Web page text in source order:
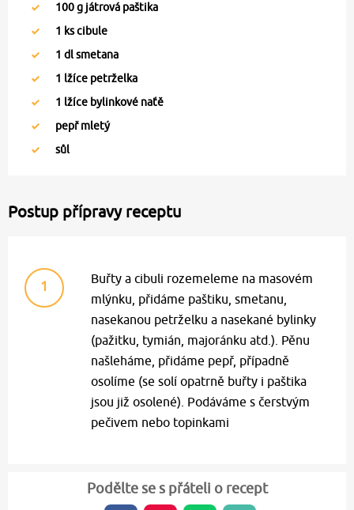
100g játrová paštika
1 ks cibule
1 dl smetana
1 lžíce petrželka
1 lžíce bylinkové naťě
pepř mletý
sůl
Postup přípravy receptu
1
Buřty a cibuli rozemeleme na masovém
mlýnku, přidáme paštiku, smetanu,
nasekanou petrželku a nasekané bylinky
(pažitku, tymián, majoránku atd.). Pěnu
našleháme, přidáme pepř, případně
osolíme (se solí opatrně buřty i paštika
jsou již osolené). Podáváme s čerstvým
pečivem nebo topinkami
Podělte se s přáteli o recept